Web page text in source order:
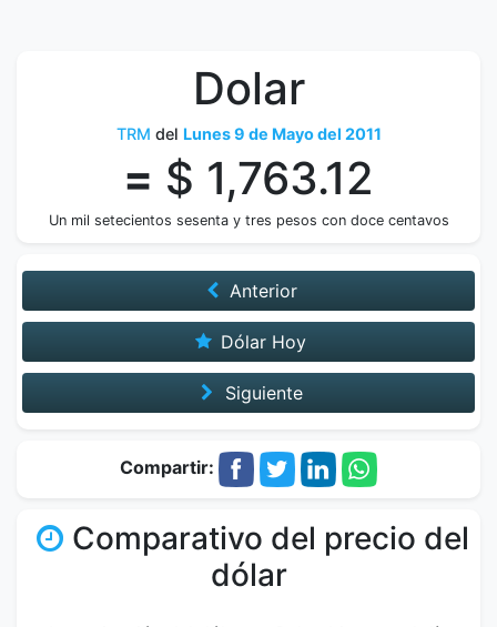
Dolar
TRM del Lunes 9 de Mayo del 2011
= $ 1,763.12
Un mil setecientos sesenta y tres pesos con doce centavos
Anterior
Dólar Hoy
Siguiente
Compartir:
Comparativo del precio del
dólar